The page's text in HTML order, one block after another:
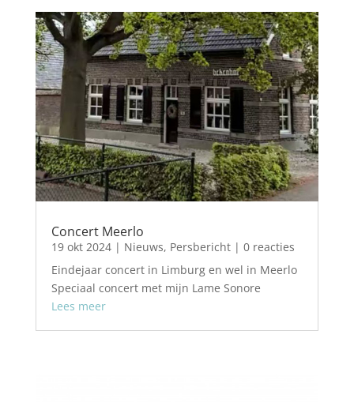
Concert Meerlo
19 okt 2024| Nieuws, Persbericht| 0 reacties
Eindejaar concert in Limburg en wel in Meerlo
Speciaal concert met mijn Lame Sonore
Lees meer